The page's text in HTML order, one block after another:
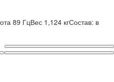
89 ГцВес 1,124 кгСостав: в